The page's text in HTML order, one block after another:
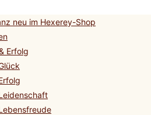
neu im Hexerey-Shop
Erfolg